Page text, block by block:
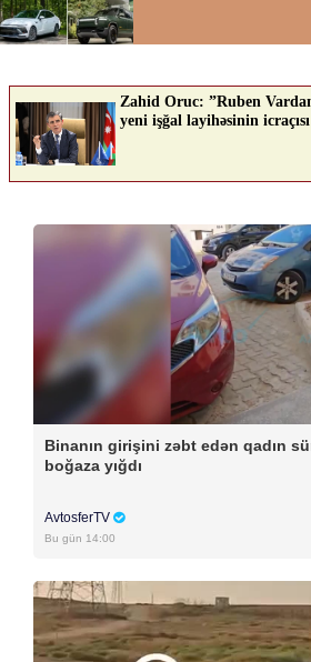
Binanın girişini zəbt edən qadın
boğaza yığdı
AvtosferTV
Bu gün 14:00